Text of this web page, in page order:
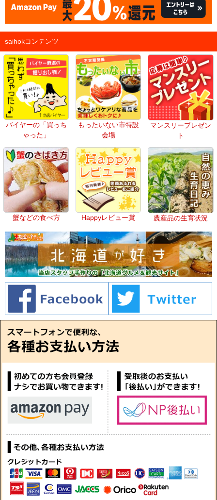
saihokコンテンツ
バイヤーの「買っち
ゃった」
もったいない市特設
会場
マンスリープレゼン
ト
蟹などの食べ方 Happyレビュー賞 農産品の生育状況